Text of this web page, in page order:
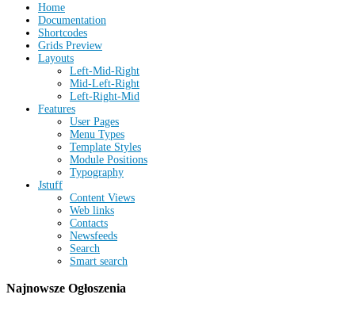
Home
Documentation
Shortcodes
Grids Preview
Layouts
Left-Mid-Right
Mid-Left-Right
Left-Right-Mid
Features
User Pages
Menu Types
Template Styles
Module Positions
Typography
Jstuff
Content Views
Web links
Contacts
Newsfeeds
Search
Smart search
Najnowsze Ogłoszenia